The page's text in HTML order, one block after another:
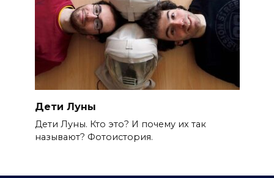
Дети Луны
Дети Луны. Кто это? И почему их так
называют? Фотоистория.